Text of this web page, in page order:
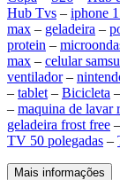
Hub Tvs – iphone
max – geladeira –
protein –
max – celular
ventilador–
– tablet – Bicicleta –
– maquina de lavar
geladeira frost free –
TV 50 polegadas –
Mais informações